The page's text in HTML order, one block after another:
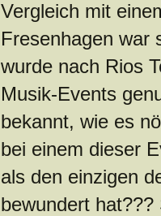
Vergleich mit
Fresenhagen war
wurde nach Rios
Musik-Events
bekannt, wie es
bei einem dieser
als den einzigen
bewundert